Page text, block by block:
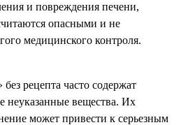
и повреждения печени,
опасными и не
медицинского контроля.
рецепта часто содержат
неуказанные вещества. Их
может привести к серьезным